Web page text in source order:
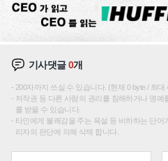
기사댓글0개
200자까지 쓰실 수 있습니다. (현재 0 byte / 최대
저작권 등 다른 사람의 권리를 침해하거나 명예
를 받을 수 있습니다.
타인에게 불쾌감을 주는 욕설 등 비하하는 단
리자의 판단에 의해 삭제 합니다.